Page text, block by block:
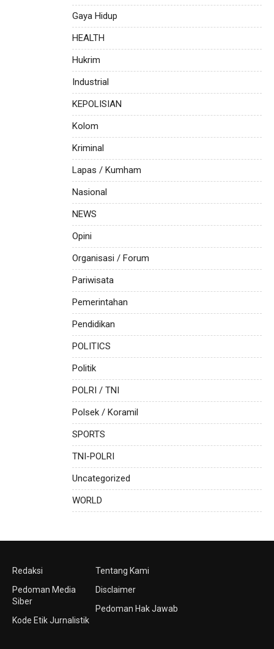
Gaya Hidup
HEALTH
Hukrim
Industrial
KEPOLISIAN
Kolom
Kriminal
Lapas / Kumham
Nasional
NEWS
Opini
Organisasi / Forum
Pariwisata
Pemerintahan
Pendidikan
POLITICS
Politik
POLRI / TNI
Polsek / Koramil
SPORTS
TNI-POLRI
Uncategorized
WORLD
Redaksi
Pedoman Media
Siber
Kode Etik Jurnalistik
Tentang Kami
Disclaimer
Pedoman Hak Jawab